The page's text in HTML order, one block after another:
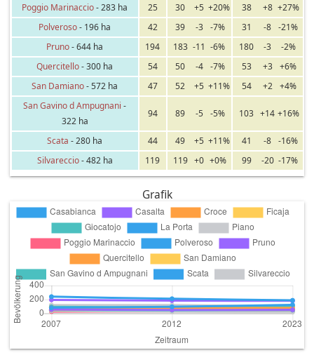
Poggio Marinaccio- 283 ha 25 30 +5 +20% 38 +8 +27%
Polveroso- 196 ha 42 39 -3 -7% 31 -8 -21%
Pruno- 644 ha 194 183 -11 -6% 180 -3
-2%
Quercitello- 300 ha 54 50 -4 -7% 53 +3
+6%
San Damiano- 572 ha 47 52 +5 +11% 54 +2
+4%
San Gavino d Ampugnani -
322 ha
94 89 -5 -5% 103 +14 +16%
Scata - 280 ha 44 49 +5 +11% 41 -8 -16%
Silvareccio- 482 ha 119 119 +0 +0% 99 -20 -17%
Grafik